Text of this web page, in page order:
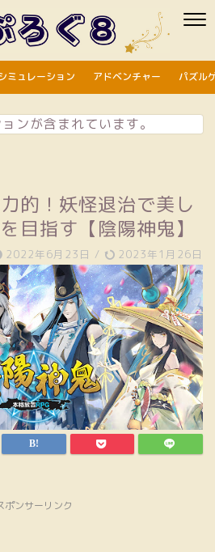
ミュレーション アドベンチャー パズル
ンが含まれています。
的！妖怪退治で美し
目指す【陰陽神鬼】
2022年6月23日 / 2023年1月26日
ポンサーリンク